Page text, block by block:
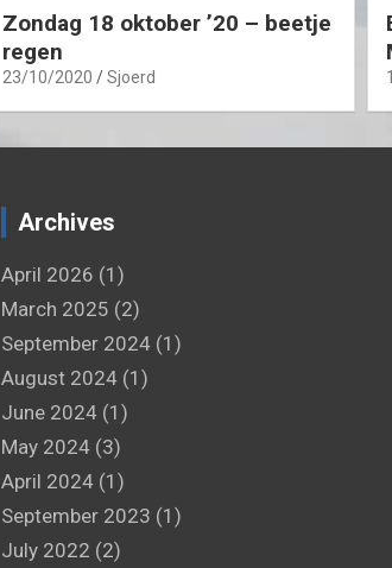
Zondag 18 oktober ’20 – beetje
regen
23/10/2020 Sjoerd
Archives
April 2026 (1)
March 2025 (2)
September 2024(1)
August 2024(1)
June 2024(1)
May 2024(3)
April 2024(1)
September 2023 (1)
July 2022 (2)